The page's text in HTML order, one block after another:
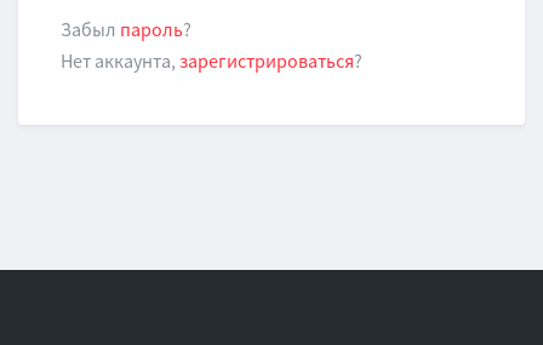
Забыл пароль?
Нет аккаунта, зарегистрироваться?